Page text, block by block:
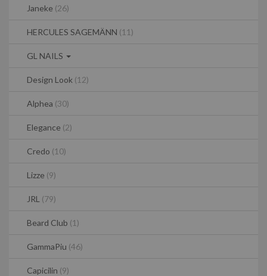
Janeke (26)
HERCULES SAGEMÄNN (11)
GL NAILS
Design Look (12)
Alphea (30)
Elegance (2)
Credo (10)
Lizze (9)
JRL (79)
Beard Club (1)
GammaPiu (46)
Capicilin (9)